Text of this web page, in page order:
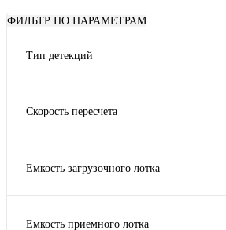
ФИЛЬТР ПО ПАРАМЕТРАМ
Тип детекций
(IR); Оптическая плотность (DD); Белый
Скорость пересчета
Емкость загрузочного лотка
Емкость приемного лотка